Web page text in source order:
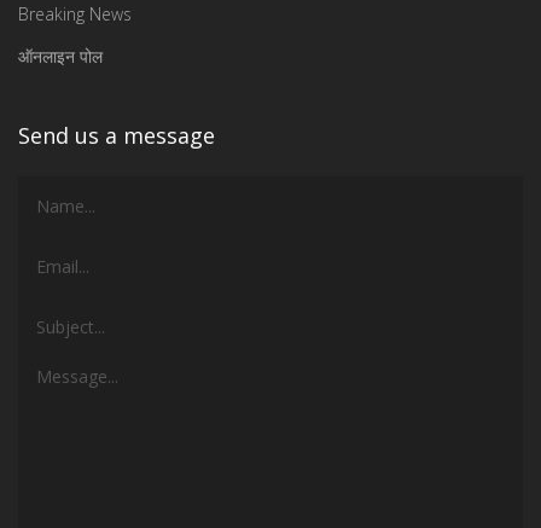
Breaking News
ऑनलाइन पोल
Send us a message